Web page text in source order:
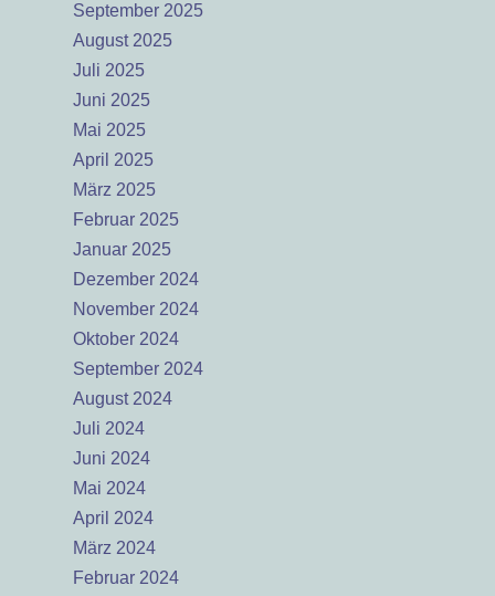
September 2025
August 2025
Juli 2025
Juni 2025
Mai 2025
April 2025
März 2025
Februar 2025
Januar 2025
Dezember 2024
November 2024
Oktober 2024
September 2024
August 2024
Juli 2024
Juni 2024
Mai 2024
April 2024
März 2024
Februar 2024